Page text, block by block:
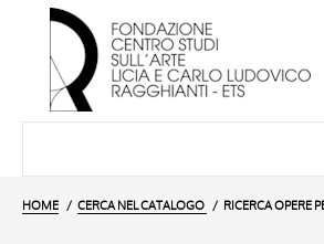
HOME CERCA NEL CATALOGO RICERCA OPERE